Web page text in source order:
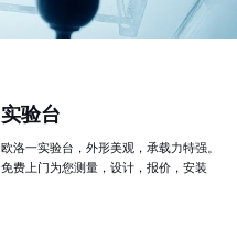
实验台
欧洛一实验台，外形美观，承载力特强。
免费上门为您测量，设计，报价，安装